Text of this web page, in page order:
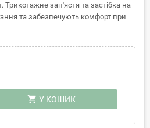
Трикотажне зап'ястя та застібка на
та забезпечують комфорт при
shopping_cart У КОШИК